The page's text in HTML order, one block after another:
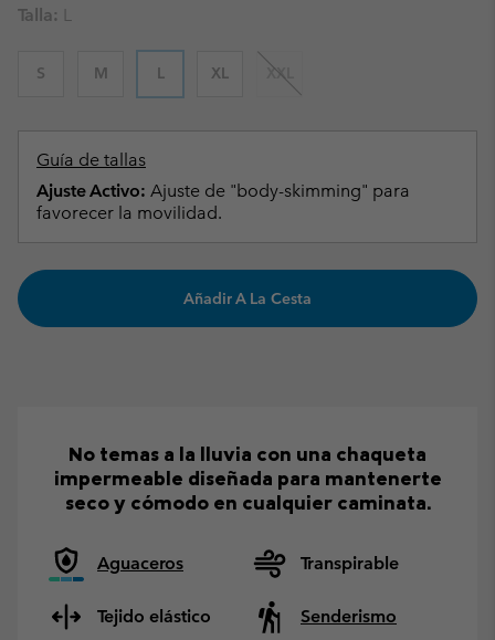
Talla:
S M L XL XXL
Guía de tallas
Ajuste Activo: Ajuste de "body-skimming" para
favorecer la movilidad.
Añadir A La Cesta
No temas a la lluvia con una chaqueta
impermeable diseñada para mantenerte
seco y cómodo en cualquier caminata.
Aguaceros Transpirable
Tejido elástico Senderismo